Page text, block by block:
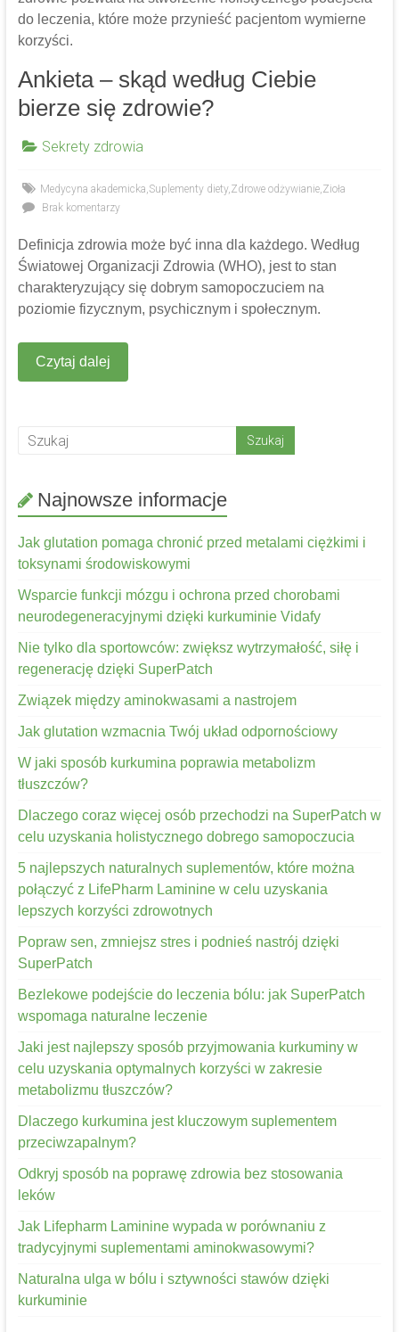
do leczenia, które może przynieść pacjentom wymierne
korzyści.
Ankieta – skąd według Ciebie
bierze się zdrowie?
Sekrety zdrowia
Medycyna akademicka,Suplementy diety,Zdrowe odżywianie,Zioła
Brak komentarzy
Definicja zdrowia może być inna dla każdego. Według
Światowej Organizacji Zdrowia (WHO), jest to stan
charakteryzujący się dobrym samopoczuciem na
poziomie fizycznym, psychicznym i społecznym.
Czytaj dalej
Najnowsze informacje
Jak glutation pomaga chronić przed metalami ciężkimi i
toksynami środowiskowymi
Wsparcie funkcji mózgu i ochrona przed chorobami
neurodegeneracyjnymi dzięki kurkuminie Vidafy
Nie tylko dla sportowców: zwiększ wytrzymałość, siłę i
regenerację dzięki SuperPatch
Związek między aminokwasami a nastrojem
Jak glutation wzmacnia Twój układ odpornościowy
W jaki sposób kurkumina poprawia metabolizm
tłuszczów?
Dlaczego coraz więcej osób przechodzi na SuperPatch w
celu uzyskania holistycznego dobrego samopoczucia
5 najlepszych naturalnych suplementów, które można
połączyć z LifePharm Laminine w celu uzyskania
lepszych korzyści zdrowotnych
Popraw sen, zmniejsz stres i podnieś nastrój dzięki
SuperPatch
Bezlekowe podejście do leczenia bólu: jak SuperPatch
wspomaga naturalne leczenie
Jaki jest najlepszy sposób przyjmowania kurkuminy w
celu uzyskania optymalnych korzyści w zakresie
metabolizmu tłuszczów?
Dlaczego kurkumina jest kluczowym suplementem
przeciwzapalnym?
Odkryj sposób na poprawę zdrowia bez stosowania
leków
Jak Lifepharm Laminine wypada w porównaniu z
tradycyjnymi suplementami aminokwasowymi?
Naturalna ulga w bólu i sztywności stawów dzięki
kurkuminie